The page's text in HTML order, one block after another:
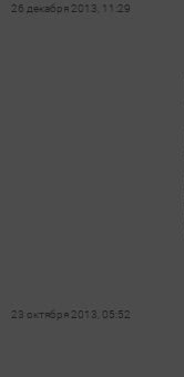
26 декабря 2013, 11:29
23 октября 2013, 05:52